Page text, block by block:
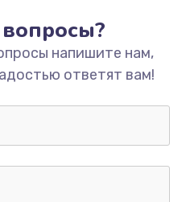
стекла
руб.
приближения
руб.
напишите нам,
ответят вам!